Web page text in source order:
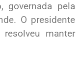
governada pela
O presidente
manter